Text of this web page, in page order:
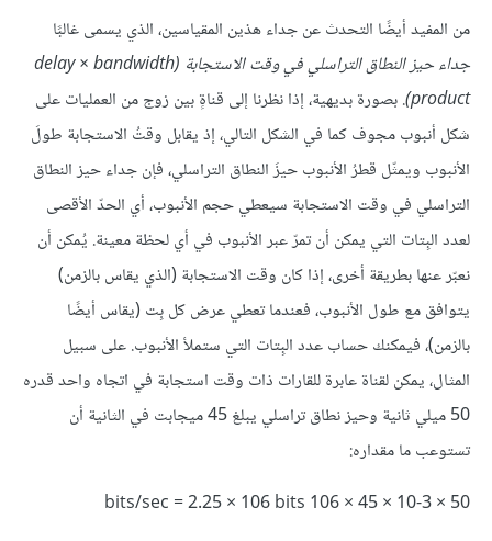
من المفيد أيضًا التحدث عن جداء هذين المقياسين، الذي يسمى غالبًا
جداء حيز النطاق التراسلي في وقت الاستجابة (delay × bandwidth
product). بصورة بديهية، إذا نظرنا إلى قناةٍ بين زوج من العمليات على
شكل أنبوب مجوف كما في الشكل التالي، إذ يقابل وقتُ الاستجابة طولَ
الأنبوب ويمثّل قطرُ الأنبوب حيزَ النطاق التراسلي، فإن جداء حيز النطاق
التراسلي في وقت الاستجابة سيعطي حجم الأنبوب، أي الحدّ الأقصى
لعدد البِتات التي يمكن أن تمرّ عبر الأنبوب في أي لحظة معينة. يُمكن أن
نعبّر عنها بطريقة أخرى، إذا كان وقت الاستجابة (الذي يقاس بالزمن)
يتوافق مع طول الأنبوب، فعندما تعطي عرض كل بِت (يقاس أيضًا
بالزمن)، فيمكنك حساب عدد البِتات التي ستملأ الأنبوب. على سبيل
المثال، يمكن لقناة عابرة للقارات ذات وقت استجابة في اتجاه واحد قدره
50 ميلي ثانية وحيز نطاق تراسلي يبلغ 45 ميجابت في الثانية أن
تستوعب ما مقداره:
50 × 10-3 × 45 × 106 bits/sec = 2.25 × 106 bits